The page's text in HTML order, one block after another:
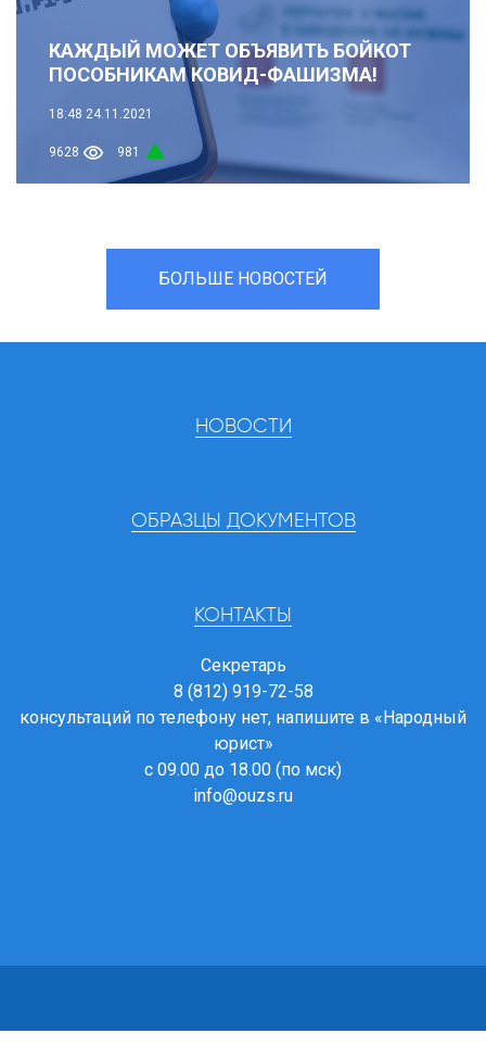
КАЖДЫЙ МОЖЕТ ОБЪЯВИТЬ БОЙКОТ
ПОСОБНИКАМ КОВИД-ФАШИЗМА!
18:48 24.11.2021
9628 981
БОЛЬШЕ НОВОСТЕЙ
НОВОСТИ
ОБРАЗЦЫ ДОКУМЕНТОВ
КОНТАКТЫ
Секретарь
8 (812) 919-72-58
консультаций по телефону нет, напишите в «Народный
юрист»
с 09.00 до 18.00 (по мск)
info@ouzs.ru